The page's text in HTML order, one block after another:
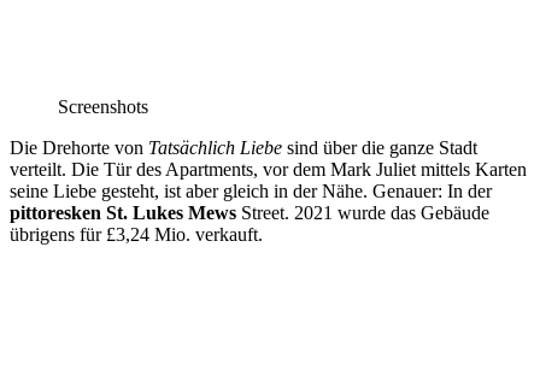
Screenshots
Die Drehorte von Tatsächlich Liebe sind über die ganze Stadt
verteilt. Die Tür des Apartments, vor dem Mark Juliet mittels Karten
seine Liebe gesteht, ist aber gleich in der Nähe. Genauer: In der
pittoresken St. Lukes Mews Street. 2021 wurde das Gebäude
übrigens für £3,24 Mio. verkauft.